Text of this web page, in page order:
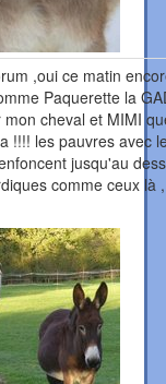
,oui ce matin
Paquerette la
cheval et MIMI
!!!! les pauvres avec
jusqu'au
comme ceux là